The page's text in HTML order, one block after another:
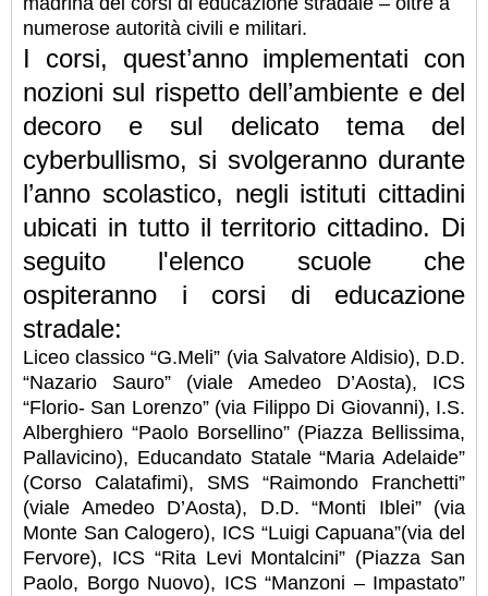
numerose autorità civili e militari.
I corsi, quest’anno implementati con
nozioni sul rispetto dell’ambiente e del
decoro e sul delicato tema del
cyberbullismo, si svolgeranno durante
l’anno scolastico, negli istituti cittadini
ubicati in tutto il territorio cittadino. Di
seguito l'elenco scuole che
ospiteranno i corsi di educazione
stradale:
Liceo classico “G.Meli” (via Salvatore Aldisio), D.D.
“Nazario Sauro” (viale Amedeo D’Aosta), ICS
“Florio- San Lorenzo” (via Filippo Di Giovanni), I.S.
Alberghiero “Paolo Borsellino” (Piazza Bellissima,
Pallavicino), Educandato Statale “Maria Adelaide”
(Corso Calatafimi), SMS “Raimondo Franchetti”
(viale Amedeo D’Aosta), D.D. “Monti Iblei” (via
Monte San Calogero), ICS “Luigi Capuana”(via del
Fervore), ICS “Rita Levi Montalcini” (Piazza San
Paolo, Borgo Nuovo), ICS “Manzoni – Impastato”